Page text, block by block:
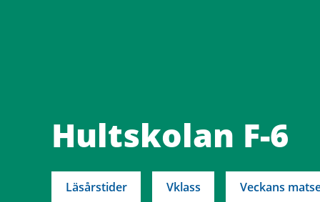
Hultskolan F-6
Läsårstider Vklass Veckans